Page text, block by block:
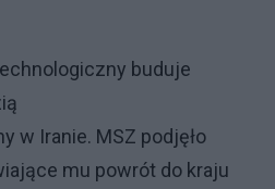
buduje
w Iranie. MSZ podjęło
mu powrót do kraju